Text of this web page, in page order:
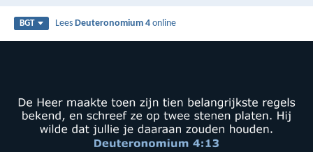
BGT LeesDeuteronomium 4 online